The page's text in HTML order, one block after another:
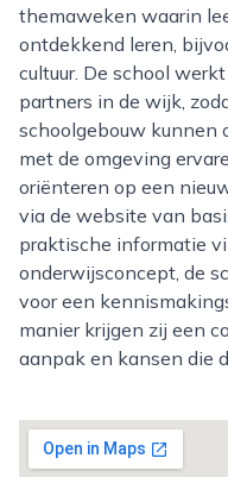
themaweken waarin
ontdekkend leren,
cultuur. De school
partners in de wijk,
schoolgebouw kunnen
met de omgeving
oriënteren op een
via de website van
praktische informatie
onderwijsconcept, de
voor een
manier krijgen zij een
aanpak en kansen die